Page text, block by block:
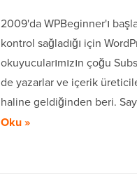
2009'da WPBeginner'ı
kontrol sağladığı için
okuyucularımızın çoğu
de yazarlar ve içerik
haline geldiğinden beri.
Oku »